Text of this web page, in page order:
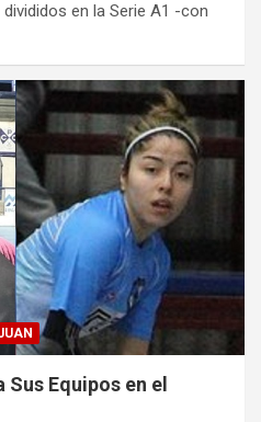
en la Serie A1 -con
Equipos en el